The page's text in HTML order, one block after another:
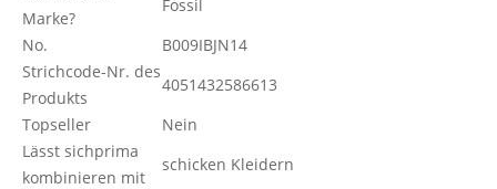
Marke?
Fossil
No.
B009IBJN14
Strichcode-Nr. des
Produkts
4051432586613
Topseller
Nein
Lässt sichprima
kombinieren mit
schicken Kleidern